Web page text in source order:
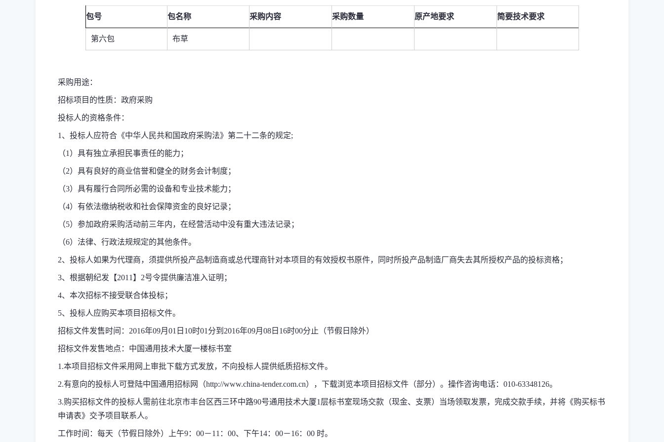
包号 包名称 采购内容 采购数量 原产地要求 简要技术要求
第六包 布草
采购用途：
招标项目的性质：政府采购
投标人的资格条件：
1 、投标人应符合《中华人民共和国政府采购法》第二十二条的规定;
（1 ）具有独立承担民事责任的能力；
（2）具有良好的商业信誉和健全的财务会计制度；
（3）具有履行合同所必需的设备和专业技术能力；
（4）有依法缴纳税收和社会保障资金的良好记录；
（5）参加政府采购活动前三年内，在经营活动中没有重大违法记录；
（6）法律、行政法规规定的其他条件。
2、投标人如果为代理商，须提供所投产品制造商或总代理商针对本项目的有效授权书原件，同时所投产品制造厂商失去其所授权产品的投标资格；
3、根据朝纪发【2011 】 2号令提供廉洁准入证明；
4、本次招标不接受联合体投标；
5、投标人应购买本项目招标文件。
招标文件发售时间： 2016年09月 01 日 10时01 分到 2016年09月 08 日 16时00分止（节假日除外）
招标文件发售地点：中国通用技术大厦一楼标书室
1.本项目招标文件采用网上审批下载方式发放，不向投标人提供纸质招标文件。
2.有意向的投标人可登陆中国通用招标网（http://www.china-tender.com.cn），下载浏览本项目招标文件（部分）。操作咨询电话： 010-63348126。
3.购买招标文件的投标人需前往北京市丰台区西三环中路90号通用技术大厦1 层标书室现场交款（现金、支票）当场领取发票，完成交款手续，并将《购买标书
申请表》交予项目联系人。
工作时间：每天（节假日除外）上午9： 00－11 ： 00、下午14： 00－16： 00 时。